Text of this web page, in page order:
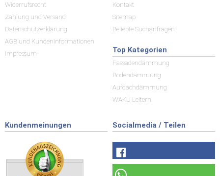
Widerrufsrecht
Zahlung und Versand
Datenschutzerklärung
AGB und Kundeninformationen
Impressum
Kontakt
Sitemap
Beliebte Suchanfragen
Top Kategorien
Fassadendämmung
Bodendämmung
Aufdachdämmung
WAKÜ Leitern
Kundenmeinungen Socialmedia / Teilen